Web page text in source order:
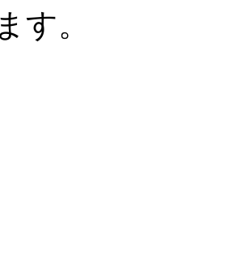
す。